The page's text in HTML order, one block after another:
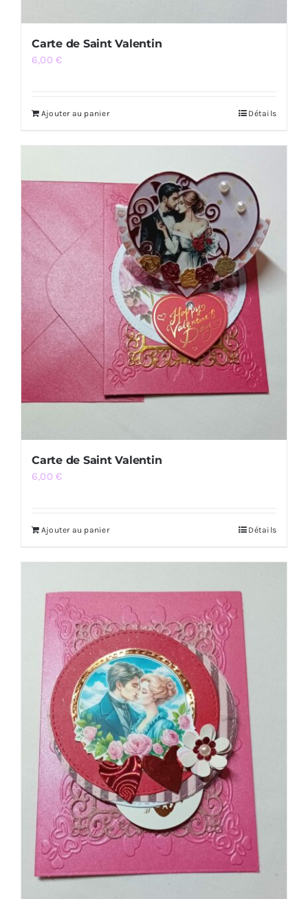
Carte de Saint Valentin
6,00€
Ajouter au panier Détails
Carte de Saint Valentin
6,00€
Ajouter au panier Détails